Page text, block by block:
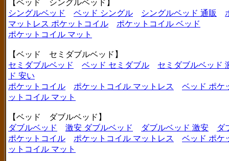
【ベッド シングルベッド】
シングルベッド
ベッド シングル シングルベッド 通販
マットレス ポケットコイル
ポケットコイル ベッド
ポケットコイル マット
【ベッド セミダブルベッド】
セミダブルベッド
ベッド セミダブル
セミダブルベッド
ド 安い
ポケットコイル
ポケットコイル マットレス
ベッド ポケ
ットコイル マット
【ベッド ダブルベッド】
ダブルベッド
激安 ダブルベッド ダブルベッド 激安
ダ
ポケットコイル
ポケットコイル マットレス
ベッド ポケ
ットコイル マット